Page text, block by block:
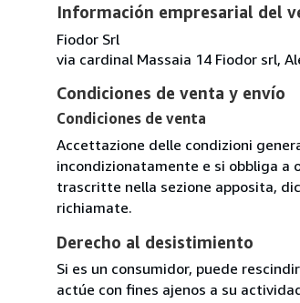
Información empresarial del
Fiodor Srl
via cardinal Massaia 14 Fiodor srl,
Condiciones de venta y envío
Condiciones de venta
Accettazione delle condizioni
incondizionatamente e si obbliga a
trascritte nella sezione apposita,
richiamate.
Derecho al desistimiento
Si es un consumidor, puede
actúe con fines ajenos a su